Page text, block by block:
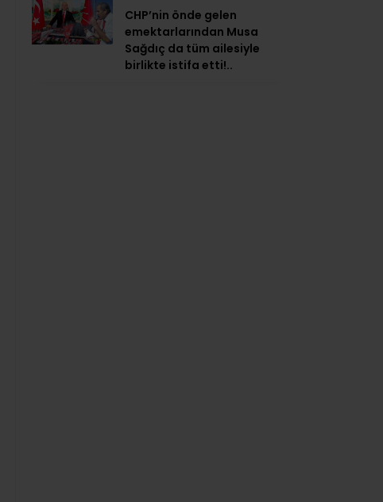
CHP’nin önde gelen
emektarlarından Musa
Sağdıç da tüm ailesiyle
birlikte istifa etti!..